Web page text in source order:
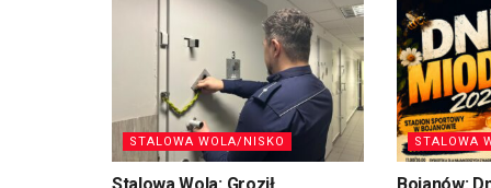
STALOWA WOLA/NISKO
Stalowa Wola: Groził
STALOWA
Bojanów: